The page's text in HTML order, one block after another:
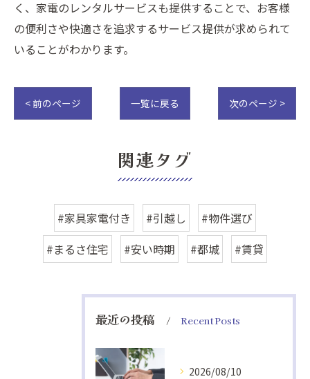
く、家電のレンタルサービスも提供することで、お客様
の便利さや快適さを追求するサービス提供が求められて
いることがわかります。
< 前のページ 一覧に戻る 次のページ >
関連タグ
#家具家電付き #引越し
#物件選び
#まるさ住宅
#安い時期 #都城 #賃貸
最近の投稿 Recent Posts
2026/08/10